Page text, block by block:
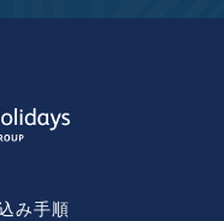
み手順